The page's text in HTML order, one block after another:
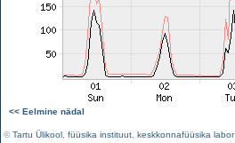
<< Eelmine nädal
©Tartu Ülikool füüsika instituut keskkonnafüüsika labor